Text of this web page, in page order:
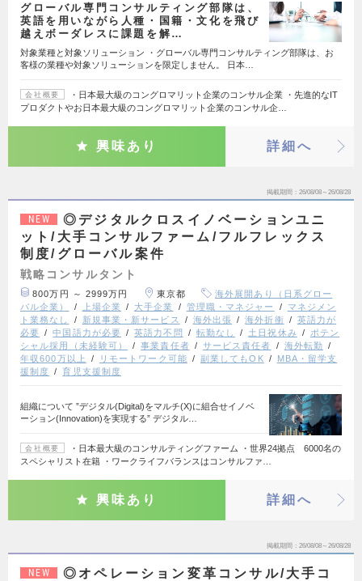
グローバル専門コンサルティング部隊は、
英語を用いながら人種・国籍・文化を飛び
越えボーダレスに課題を解…
対象業種と対象ソリューション ・グローバル専門コンサルティング部隊は、お
客様の業種や対象ソリューションを限定しません。 日本…
会社概要
・日本最大級のコングロマリット企業のコンサル企業 ・先進的なIT
プロダクトやお日本最大級のコングロマリット企業のコンサル企…
興味あり 詳細へ
掲載期間 26/08/08～26/08/28
NEW
◎デジタルクロスイノベーションユニ
ット/大手コンサルファーム/フルフレックス
制度/グローバル案件
戦略コンサルタント
800万円 ～ 2999万円 東京都
海外展開あり（日系グロー
バル企業）
上場企業 大手企業 管理職・マネジャー
マネジメン
ト業務なし
新規事業・新サービス 海外出張 海外折衝
英語力が
必要
中国語力が必要 英語力不問 転勤なし 土日祝休み
ポテン
シャル採用（未経験可）
事業責任者 サービス責任者
海外転勤
年収600万以上
リモートワーク可能 副業してもOK
MBA・留学支
援制度
育児支援制度
組織について ”デジタル(Digital)をマルチ(X)に組合せイノベ
ーション(Innovation)を実現する” デジタル…
会社概要
・日本最大級のコンサルティングファーム ・世界24拠点 6000名の
スペシャリスト在籍 ・ワークライフバランスはコンサルファ…
興味あり 詳細へ
掲載期間 26/08/08～26/08/28
NEW
◎オペレーション変革コンサル/大手コ